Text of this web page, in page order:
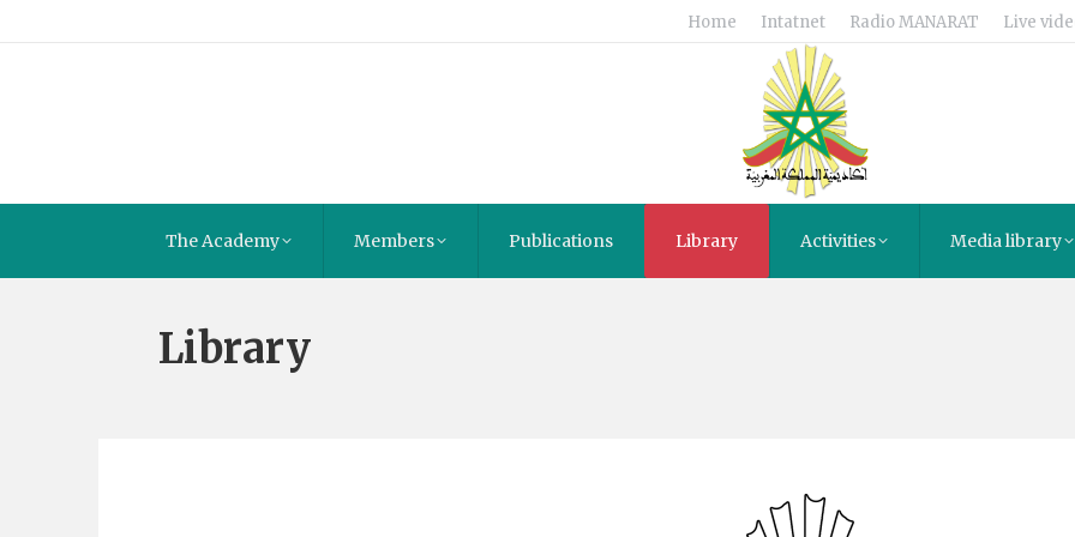
Home Intatnet Radio MANARAT Live
The Academy Members Publications Library Activities Media library
Library